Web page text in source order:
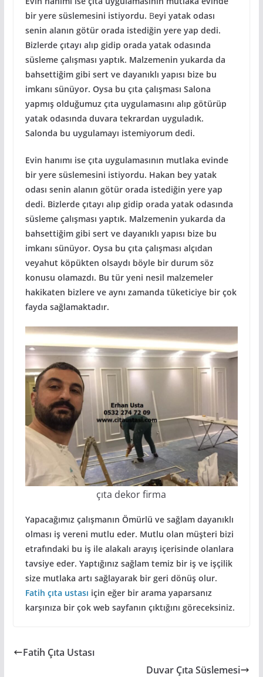
bir yere süslemesini istiyordu. Beyi yatak odası
senin alanın götür orada istediğin yere yap dedi.
Bizlerde çıtayı alıp gidip orada yatak odasında
süsleme çalışması yaptık. Malzemenin yukarda da
bahsettiğim gibi sert ve dayanıklı yapısı bize bu
imkanı sünüyor. Oysa bu çıta çalışması Salona
yapmış olduğumuz çıta uygulamasını alıp götürüp
yatak odasında duvara tekrardan uyguladık.
Salonda bu uygulamayı istemiyorum dedi.
Evin hanımı ise çıta uygulamasının mutlaka evinde
bir yere süslemesini istiyordu. Hakan bey yatak
odası senin alanın götür orada istediğin yere yap
dedi. Bizlerde çıtayı alıp gidip orada yatak odasında
süsleme çalışması yaptık. Malzemenin yukarda da
bahsettiğim gibi sert ve dayanıklı yapısı bize bu
imkanı sünüyor. Oysa bu çıta çalışması alçıdan
veyahut köpükten olsaydı böyle bir durum söz
konusu olamazdı. Bu tür yeni nesil malzemeler
hakikaten bizlere ve aynı zamanda tüketiciye bir çok
fayda sağlamaktadır.
çıta dekor firma
Yapacağımız çalışmanın Ömürlü ve sağlam dayanıklı
olması iş vereni mutlu eder. Mutlu olan müşteri bizi
etrafındaki bu iş ile alakalı arayış içerisinde olanlara
tavsiye eder. Yaptığınız sağlam temiz bir iş ve işçilik
size mutlaka artı sağlayarak bir geri dönüş olur.
Fatih çıta ustası için eğer bir arama yaparsanız
karşınıza bir çok web sayfanın çıktığını göreceksiniz.
Fatih Çıta Ustası
Duvar Çıta Süslemesi